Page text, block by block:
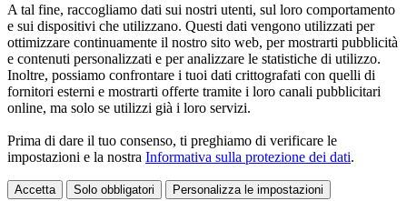
A tal fine, raccogliamo dati sui nostri utenti, sul loro comportamento
e sui dispositivi che utilizzano. Questi dati vengono utilizzati per
ottimizzare continuamente il nostro sito web, per mostrarti pubblicità
e contenuti personalizzati e per analizzare le statistiche di utilizzo.
Inoltre, possiamo confrontare i tuoi dati crittografati con quelli di
fornitori esterni e mostrarti offerte tramite i loro canali pubblicitari
online, ma solo se utilizzi già i loro servizi.
Prima di dare il tuo consenso, ti preghiamo di verificare le
impostazioni e la nostra Informativa sulla protezione dei dati.
Accetta Solo obbligatori Personalizza le impostazioni